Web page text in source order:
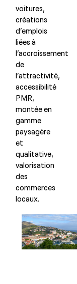
voitures,
créations
d’emplois
liées à
l’accroissement
de
l’attractivité,
accessibilité
PMR,
montée en
gamme
paysagère
et
qualitative,
valorisation
des
commerces
locaux.